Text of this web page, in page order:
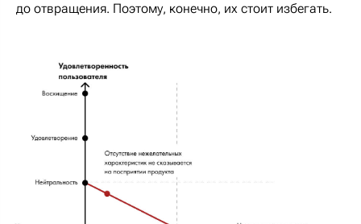
до отвращения. Поэтому, конечно, их стоит избегать.